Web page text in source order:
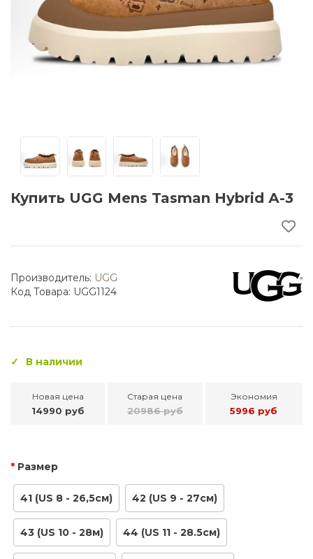
Купить UGG Mens Tasman Hybrid А-3
Производитель: UGG
Код Товара: UGG1124
В наличии
Новая цена
14990 руб
Старая цена
20986 руб
Экономия
5996 руб
Размер
41 (US 8 - 26,5см) 42 (US 9 - 27см)
43 (US 10 - 28м) 44 (US 11 - 28.5см)